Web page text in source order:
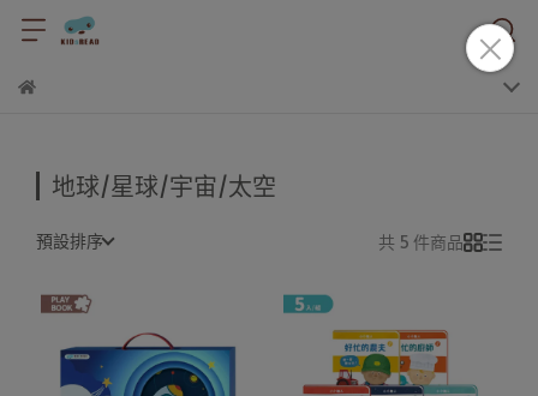
地球/星球/宇宙/太空
預設排序 共 5 件商品